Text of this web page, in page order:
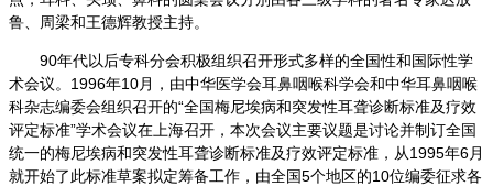
鲁、周梁和王德辉教授主持。
90年代以后专科分会积极组织召开形式多样的全国性和国际性学
术会议。1996年10月，由中华医学会耳鼻咽喉科学会和中华耳鼻咽喉
科杂志编委会组织召开的“全国梅尼埃病和突发性耳聋诊断标准及疗效
评定标准”学术会议在上海召开，本次会议主要议题是讨论并制订全国
统一的梅尼埃病和突发性耳聋诊断标准及疗效评定标准，从1995年6月
就开始了此标准草案拟定筹备工作，由全国5个地区的10位编委征求各